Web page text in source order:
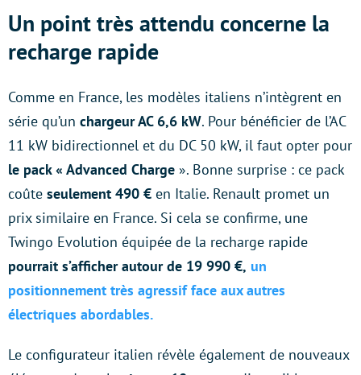
Un point très attendu concerne la
recharge rapide
Comme en France, les modèles italiens n’intègrent en
série qu’un chargeur AC 6,6 kW. Pour bénéficier de l’AC
11 kW bidirectionnel et du DC 50 kW, il faut opter pour
le pack « Advanced Charge ». Bonne surprise : ce pack
coûte seulement 490 € en Italie. Renault promet un
prix similaire en France. Si cela se confirme, une
Twingo Evolution équipée de la recharge rapide
pourrait s’afficher autour de 19 990 €, un
positionnement très agressif face aux autres
électriques abordables.
Le configurateur italien révèle également de nouveaux